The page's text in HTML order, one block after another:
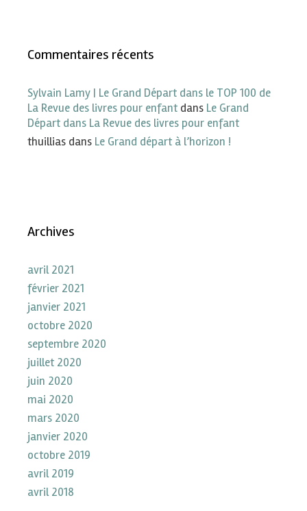
Commentaires récents
Sylvain Lamy | Le Grand Départ dans le TOP 100 de
La Revue des livres pour enfant dans Le Grand
Départ dans La Revue des livres pour enfant
thuillias dans Le Grand départ à l’horizon !
Archives
avril 2021
février 2021
janvier 2021
octobre 2020
septembre 2020
juillet 2020
juin 2020
mai 2020
mars 2020
janvier 2020
octobre 2019
avril 2019
avril 2018